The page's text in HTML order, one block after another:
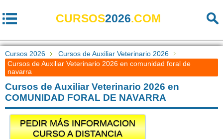
CURSOS2026.COM
Cursos 2026
Cursos de Auxiliar Veterinario 2026
Cursos de Auxiliar Veterinario 2026 en comunidad foral de
navarra
Cursos de Auxiliar Veterinario 2026 en
COMUNIDAD FORAL DE NAVARRA
PEDIR MÁS INFORMACION
CURSO A DISTANCIA